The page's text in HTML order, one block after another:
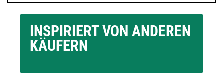
INSPIRIERT VON ANDEREN
KÄUFERN